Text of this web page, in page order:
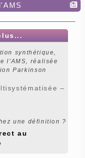
synthétique,
l'AMS, réalisée
Parkinson
–
une définition ?
au